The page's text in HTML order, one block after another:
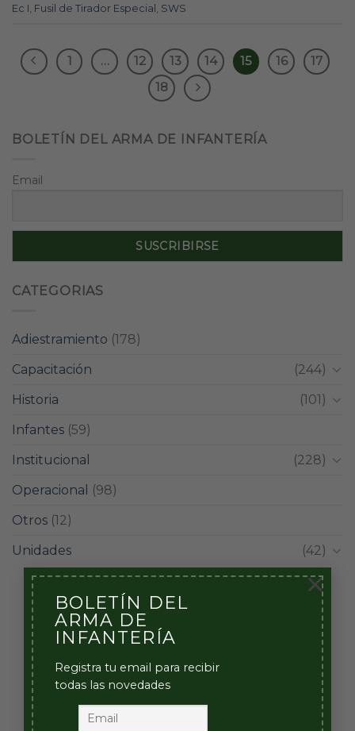
BOLETÍN DEL
ARMA DE
INFANTERÍA
Registra tu email para recibir
todas las novedades
×
Ec I, Fusil de Tirador Especial , SWS
1 … 12 13 14 15 16
17
18
BOLETÍN DEL ARMA DE INFANTERÍA
Email
CATEGORIAS
Adiestramiento (178)
Capacitación
(244)
Historia
(101)
Infantes (59)
Institucional
(228)
Operacional
(98)
Otros (12)
Unidades
(42)